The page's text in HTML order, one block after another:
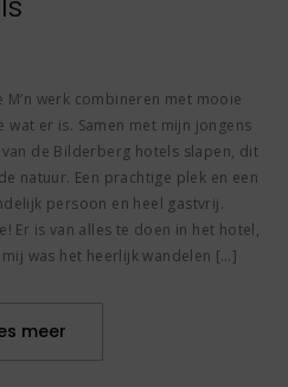
werk combineren met mooie
wat er is. Samen met mijn jongens
de Bilderberg hotels slapen, dit
natuur. Een prachtige plek en een
persoon en heel gastvrij.
Er is van alles te doen in het hotel,
was het heerlijk wandelen […]
meer